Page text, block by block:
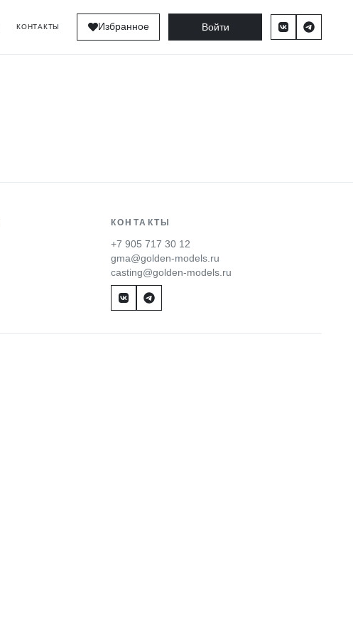
КОНТАКТЫ Избранное Войти
КОНТАКТЫ
+7 905 717 30 12
gma@golden-models.ru
casting@golden-models.ru